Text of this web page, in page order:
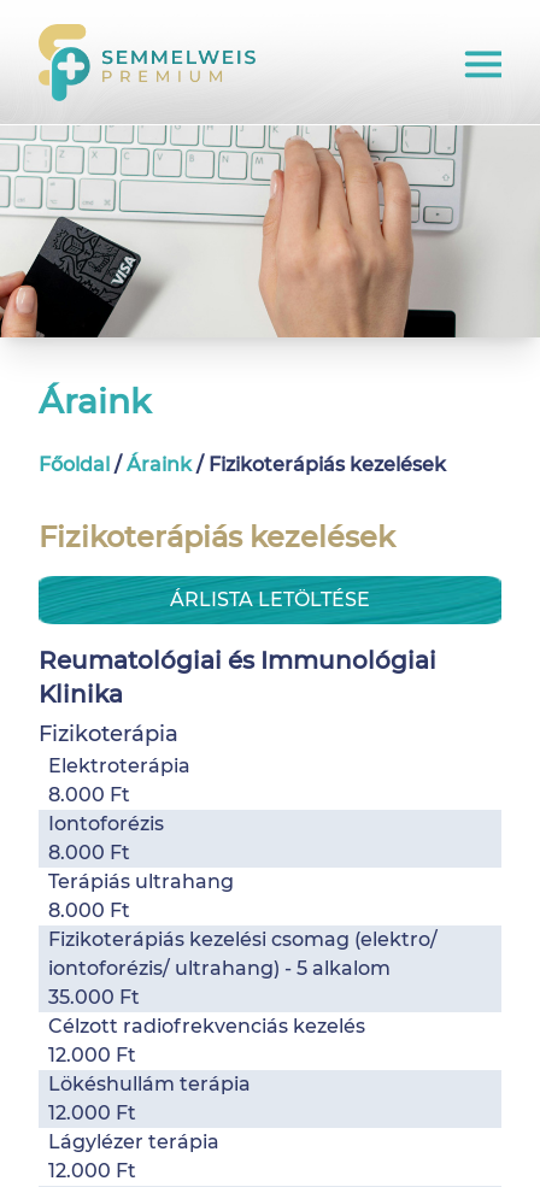
Áraink
Főoldal / Áraink /Fizikoterápiás kezelések
Fizikoterápiás kezelések
ÁRLISTA LETÖLTÉSE
Reumatológiai és Immunológiai
Klinika
Fizikoterápia
Elektroterápia
8.000 Ft
Iontoforézis
8.000 Ft
Terápiás ultrahang
8.000 Ft
Fizikoterápiás kezelési csomag (elektro/
iontoforézis/ ultrahang) - 5 alkalom
35.000 Ft
Célzott radiofrekvenciás kezelés
12.000 Ft
Lökéshullám terápia
12.000 Ft
Lágylézer terápia
12.000 Ft